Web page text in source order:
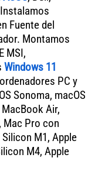
Fuente del
Montamos
MSI,
Windows 11
PC y
Sonoma, macOS
Air,
Mac Pro con
M1, Apple
M4, Apple